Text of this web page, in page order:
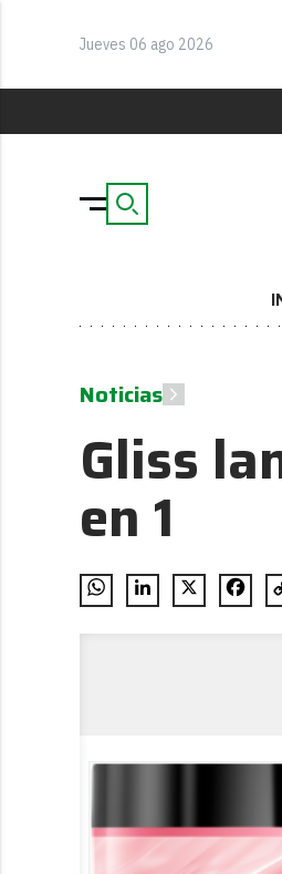
Jueves 06 ago 2026
Noticias
Gliss
en 1
WhatsAppLinkedIn
X